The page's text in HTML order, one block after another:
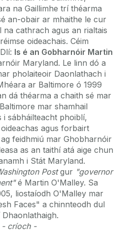
na Gaillimhe trí théarma
an-obair ar mhaithe le cur
na cathrach agus an rialtais
oideachais. Céim
Is é an Gobharnóir Martin
Maryland. Le linn dó a
pholaiteoir Daonlathach i
ar Baltimore ó 1999
dá théarma a chaith sé mar
mar shamhail
i sábháilteacht phoiblí,
agus forbairt
feidhmiú mar Ghobharnóir
as an taithí atá aige chun
i Stát Maryland.
Postgur "governor
é Martin O'Malley. Sa
liostaíodh O'Malley mar
Faces" a chinnteodh dul
- críoch -